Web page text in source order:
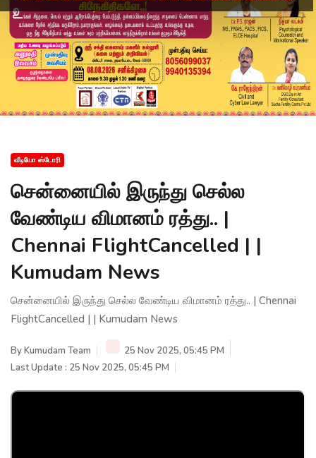
வீடியோ ஸ்டோரி
சென்னையில் இருந்து செல்ல
வேண்டிய விமானம் ரத்து.. |
Chennai FlightCancelled | |
Kumudam News
சென்னையில் இருந்து செல்ல வேண்டிய விமானம் ரத்து.. | Chennai
FlightCancelled | | Kumudam News
ByKumudam Team
25 Nov 2025, 05:45 PM
Last Update : 25 Nov 2025, 05:45 PM